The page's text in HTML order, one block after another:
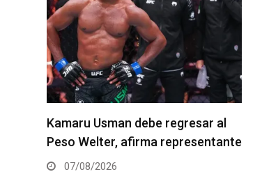
Resultados de los pesajes del UFC
Vegas 120: Gamrot hace peso
para pelea con Salkilld